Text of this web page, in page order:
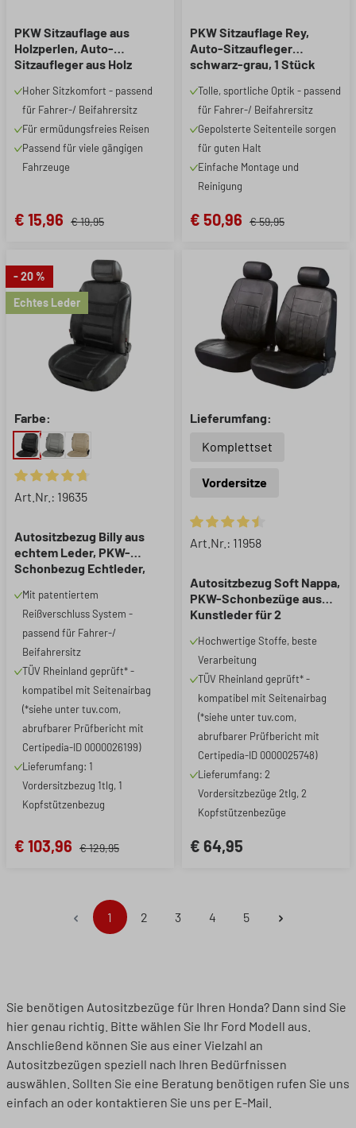
PKW Sitzauflage aus
Holzperlen, Auto-
Sitzaufleger aus Holz
Hoher Sitzkomfort - passend
für Fahrer-/ Beifahrersitz
Für ermüdungsfreies Reisen
Passend für viele gängigen
Fahrzeuge
€ 15,96 € 19,95
PKW Sitzauflage Rey,
Auto-Sitzaufleger
schwarz-grau, 1 Stück
Tolle, sportliche Optik - passend
für Fahrer-/ Beifahrersitz
Gepolsterte Seitenteile sorgen
für guten Halt
Einfache Montage und
Reinigung
€ 50,96 € 59,95
- 20 %
Echtes Leder
Farbe:
Durchschnittliche Bewertung von 4.81 von 5 Sternen
Art.Nr.: 19635
Autositzbezug Billy aus
echtem Leder, PKW-
Schonbezug Echtleder,
schwarz, 1 Stück
Mit patentiertem
Reißverschluss System -
passend für Fahrer-/
Beifahrersitz
TÜV Rheinland geprüft* -
kompatibel mit Seitenairbag
(*siehe unter tuv.com,
abrufbarer Prüfbericht mit
Certipedia-ID 0000026199)
Lieferumfang: 1
Vordersitzbezug 1tlg, 1
Kopfstützenbezug
€ 103,96 € 129,95
Lieferumfang:
Komplettset
Vordersitze
Durchschnittliche Bewertung
Art.Nr.: 11958
Autositzbezug Soft Nappa,
PKW-Schonbezüge aus
Kunstleder für 2
Hochwertige Stoffe, beste
Verarbeitung
TÜV Rheinland geprüft* -
kompatibel mit Seitenairbag
(*siehe unter tuv.com,
abrufbarer Prüfbericht mit
Certipedia-ID 0000025748)
Lieferumfang: 2
Vordersitzbezüge 2tlg, 2
Kopfstützenbezüge
€ 64,95
Seite
1 Seite
2 Seite
3 Seite
4 Seite
5
Sie benötigen Autositzbezüge für Ihren Honda? Dann sind Sie
hier genau richtig. Bitte wählen Sie Ihr Ford Modell aus.
Anschließend können Sie aus einer Vielzahl an
Autositzbezügen speziell nach Ihren Bedürfnissen
auswählen. Sollten Sie eine Beratung benötigen rufen Sie uns
einfach an oder kontaktieren Sie uns per E-Mail.